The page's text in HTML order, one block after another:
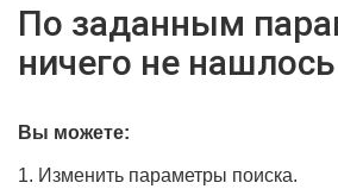
По заданным
ничего не нашлось
Вы можете:
1. Изменить параметры поиска.